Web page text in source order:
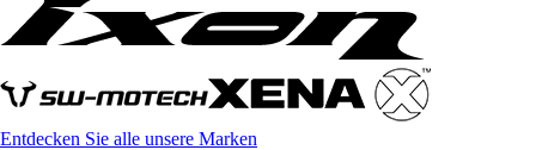
Entdecken Sie alle unsere Marken